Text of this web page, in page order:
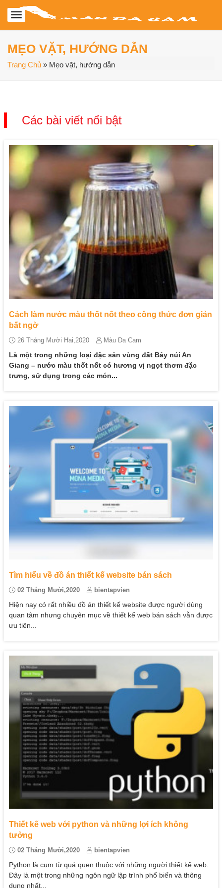
MẸO VẶT, HƯỚNG DẪN
Trang Chủ » Mẹo vặt, hướng dẫn
Các bài viết nổi bật
Cách làm nước màu thốt nốt theo công thức đơn giản
bất ngờ
26 Tháng Mười Hai,2020 Màu Da Cam
Là một trong những loại đặc sản vùng đất Bảy núi An
Giang – nước màu thốt nốt có hương vị ngọt thơm đặc
trưng, sử dụng trong các món...
Tìm hiểu về đồ án thiết kế website bán sách
02 Tháng Mười,2020 bientapvien
Hiện nay có rất nhiều đồ án thiết kế website được người dùng
quan tâm nhưng chuyên mục về thiết kế web bán sách vẫn được
ưu tiên...
Thiết kế web với python và những lợi ích không
tưởng
02 Tháng Mười,2020 bientapvien
Python là cụm từ quá quen thuộc với những người thiết kế web.
Đây là một trong những ngôn ngữ lập trình phổ biến và thông
dụng nhất...